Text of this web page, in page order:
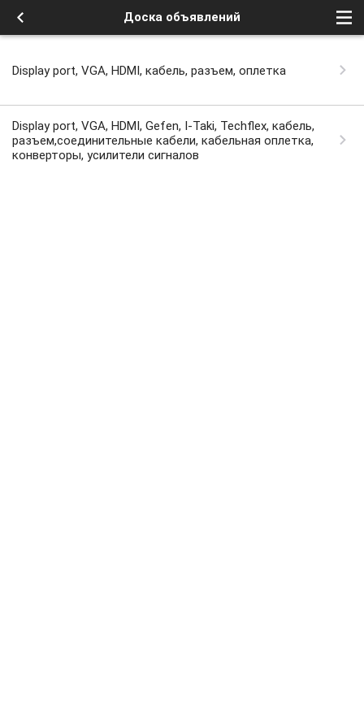
Доска объявлений
Display port, VGA, HDMI, кабель, разъем, оплетка
Display port, VGA, HDMI, Gefen, I-Taki, Techflex, кабель,
разъем,соединительные кабели, кабельная оплетка,
конверторы, усилители сигналов